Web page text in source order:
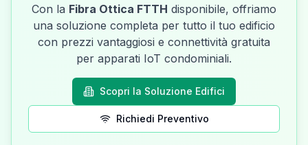
Con la Fibra Ottica FTTH disponibile, offriamo
una soluzione completa per tutto il tuo edificio
con prezzi vantaggiosi e connettività gratuita
per apparati IoT condominiali.
Scopri la Soluzione Edifici
Richiedi Preventivo